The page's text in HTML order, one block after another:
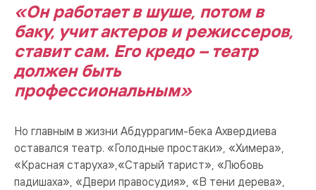
«Он работает в шуше, потом в
баку, учит актеров и режиссеров,
ставит сам. Его кредо – театр
должен быть
профессиональным»
Но главным в жизни Абдуррагим-бека Ахвердиева
оставался театр. «Голодные простаки», «Химера»,
«Красная старуха»,«Старый тарист», «Любовь
падишаха», «Двери правосудия», «В тени дерева»,